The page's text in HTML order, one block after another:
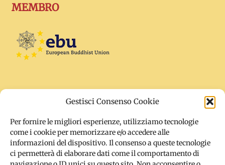
Gestisci Consenso Cookie
Per fornire le migliori esperienze, utilizziamo tecnologie
come i cookie per memorizzare e/o accedere alle
informazioni del dispositivo. Il consenso a queste tecnologie
ci permetterà di elaborare dati come il comportamento di
MEMBRO